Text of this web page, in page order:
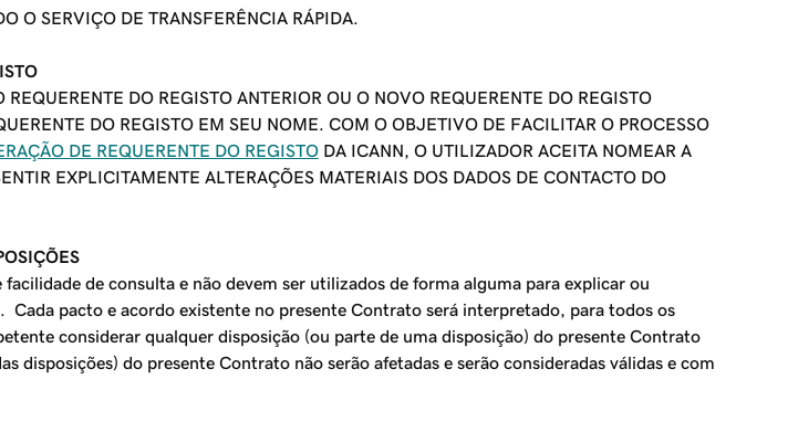
O SERVIÇO DE TRANSFERÊNCIA RÁPIDA.
DO REGISTO ANTERIOR OU O NOVO REQUERENTE DO REGISTO
DO REGISTO EM SEU NOME. COM O OBJETIVO DE FACILITAR O PROCESSO
DE REQUERENTE DO REGISTODA ICANN, O UTILIZADOR ACEITA NOMEAR A
EXPLICITAMENTE ALTERAÇÕES MATERIAIS DOS DADOS DE CONTACTO DO
de consulta e não devem ser utilizados de forma alguma para explicar ou
pacto e acordo existente no presente Contrato será interpretado, para todos os
considerar qualquer disposição (ou parte de uma disposição) do presente Contrato
disposições) do presente Contrato não serão afetadas e serão consideradas válidas e com